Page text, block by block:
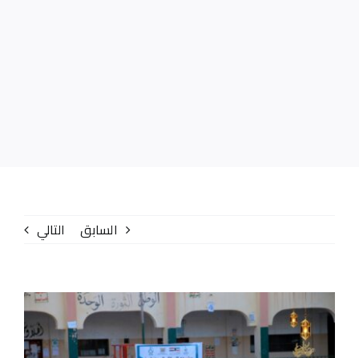
عنا
السابق التالي
مشاهدة
صورة
أكبر